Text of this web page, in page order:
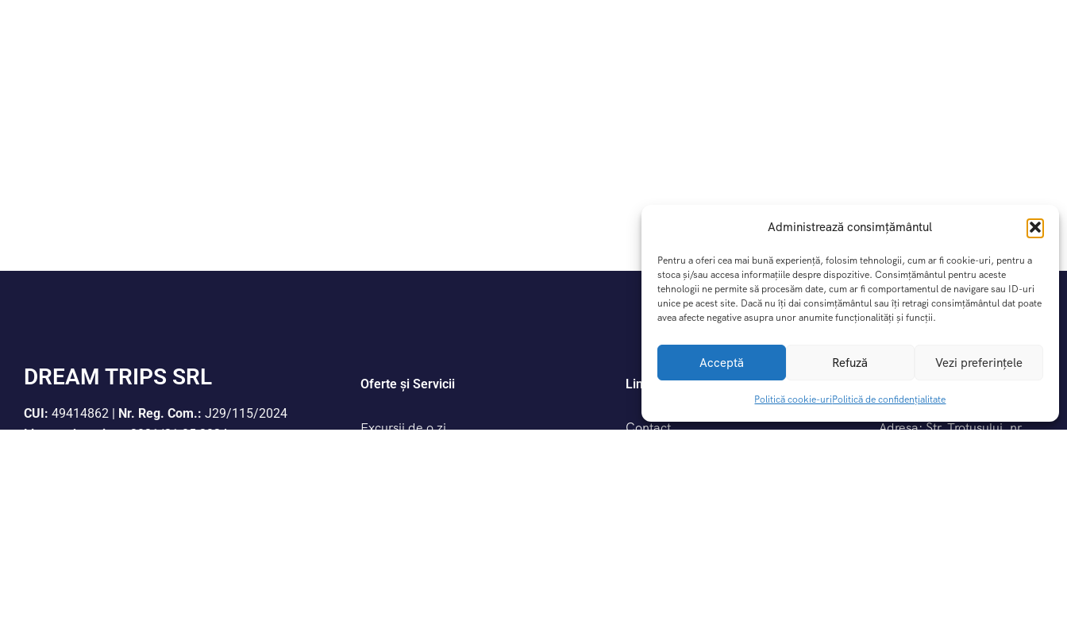
Administrează consimțământul
Pentru a oferi cea mai bună experiență, folosim tehnologii, cum ar fi cookie-uri, pentru a
stoca și/sau accesa informațiile despre dispozitive. Consimțământul pentru aceste
tehnologii ne permite să procesăm date, cum ar fi comportamentul de navigare sau ID-uri
unice pe acest site. Dacă nu îți dai consimțământul sau îți retragi consimțământul dat poate
avea afecte negative asupra unor anumite funcționalități și funcții.
Acceptă Refuză Vezi preferințele
Politică cookie-uriPolitică de confidențialitate
DREAM TRIPS SRL
CUI: 49414862 | Nr. Reg. Com.: J29/115/2024
Licenta de turism:3031/31.05.2024
Oferte și Servicii
Excursii de o zi
Link-uri Utile
Contact
Adresa: Str. Trotusului, nr